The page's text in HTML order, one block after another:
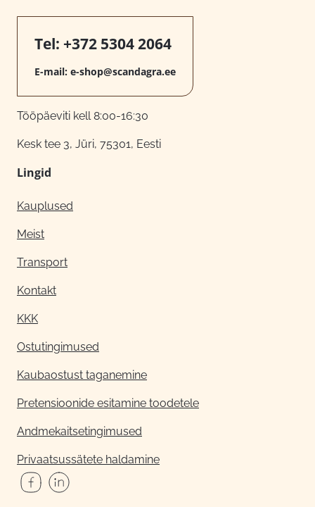
Tel: +372 5304 2064
E-mail: e-shop@scandagra.ee
Tööpäeviti kell 8:00-16:30
Kesk tee 3, Jüri, 75301, Eesti
Lingid
Kauplused
Meist
Transport
Kontakt
KKK
Ostutingimused
Kaubaostust taganemine
Pretensioonide esitamine toodetele
Andmekaitsetingimused
Privaatsussätete haldamine